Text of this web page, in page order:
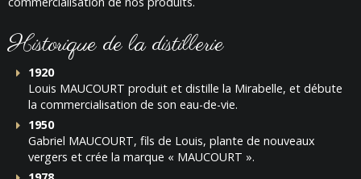
Historique de la distillerie
1920
Louis MAUCOURT produit et distille la Mirabelle, et débute
la commercialisation de son eau-de-vie.
1950
Gabriel MAUCOURT, fils de Louis, plante de nouveaux
vergers et crée la marque « MAUCOURT ».